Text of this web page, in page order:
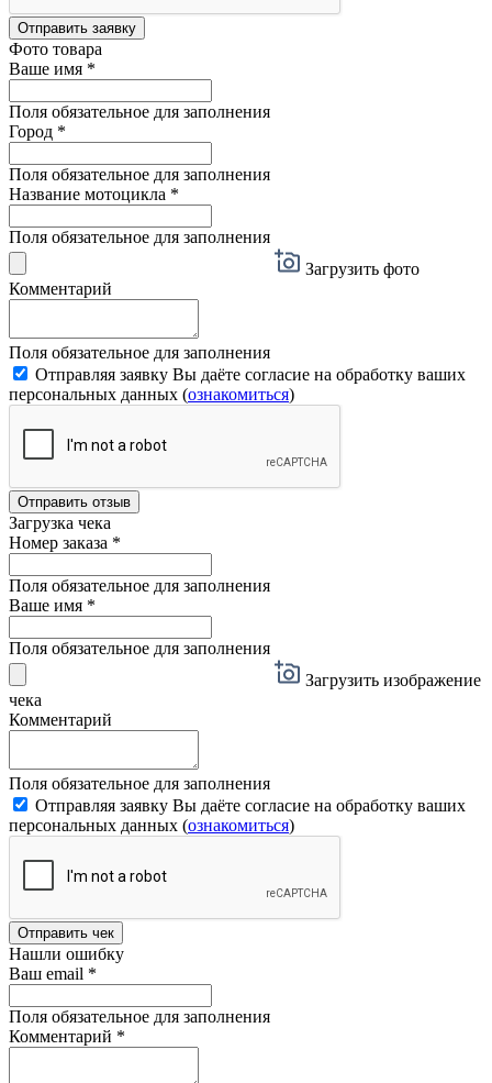
Отправить заявку
Фото товара
Ваше имя *
Поля обязательное для заполнения
Город *
Поля обязательное для заполнения
Название мотоцикла *
Поля обязательное для заполнения
Загрузить фото
Комментарий
Поля обязательное для заполнения
Отправляя заявку Вы даёте согласие на обработку ваших
персональных данных (ознакомиться)
Отправить отзыв
Загрузка чека
Номер заказа *
Поля обязательное для заполнения
Ваше имя *
Поля обязательное для заполнения
Загрузить изображение
чека
Комментарий
Поля обязательное для заполнения
Отправляя заявку Вы даёте согласие на обработку ваших
персональных данных (ознакомиться)
Отправить чек
Нашли ошибку
Ваш email *
Поля обязательное для заполнения
Комментарий *